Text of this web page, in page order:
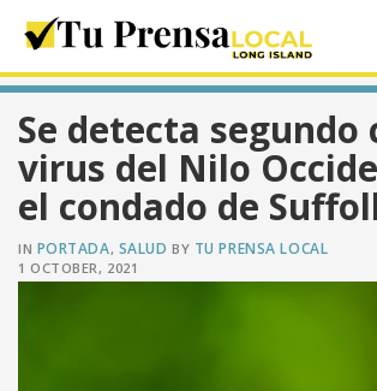
Se detecta segundo
virus del Nilo
el condado de
IN PORTADA, SALUD BY TU PRENSA LOCAL
1 OCTOBER, 2021